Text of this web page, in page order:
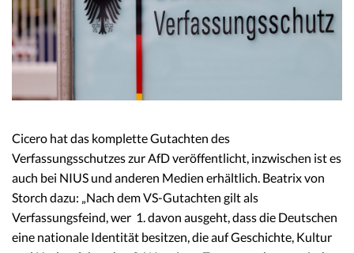
Cicero hat das komplette Gutachten des
Verfassungsschutzes zur AfD veröffentlicht, inzwischen ist es
auch bei NIUS und anderen Medien erhältlich. Beatrix von
Storch dazu: „Nach dem VS-Gutachten gilt als
Verfassungsfeind, wer 1. davon ausgeht, dass die Deutschen
eine nationale Identität besitzen, die auf Geschichte, Kultur